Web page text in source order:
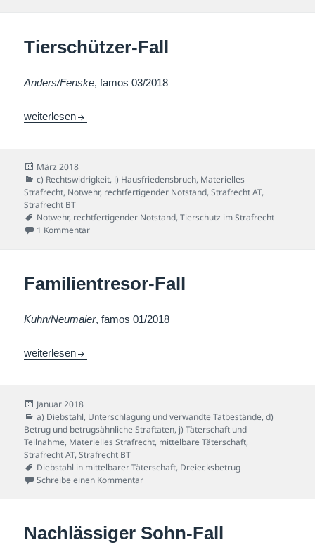
Tierschützer-Fall
Anders/Fenske, famos 03/2018
Tierschützer-Fall
weiterlesen
Veröffentlicht
am
März 2018
Kategorien
c) Rechtswidrigkeit, l) Hausfriedensbruch, Materielles
Strafrecht, Notwehr, rechtfertigender Notstand,Strafrecht AT,
Strafrecht BT
Schlagwörter
Notwehr, rechtfertigender Notstand,Tierschutz im Strafrecht
1 Kommentarzu Tierschützer-Fall
Familientresor-Fall
Kuhn/Neumaier, famos 01/2018
Familientresor-Fall
weiterlesen
Veröffentlicht
am
Januar 2018
Kategorien
a) Diebstahl, Unterschlagung und verwandte Tatbestände,d)
Betrug und betrugsähnliche Straftaten, j) Täterschaft und
Teilnahme, Materielles Strafrecht, mittelbare Täterschaft,
Strafrecht AT,Strafrecht BT
Schlagwörter
Diebstahl in mittelbarer Täterschaft, Dreiecksbetrug
Schreibe einen Kommentarzu Familientresor-Fall
Nachlässiger Sohn-Fall